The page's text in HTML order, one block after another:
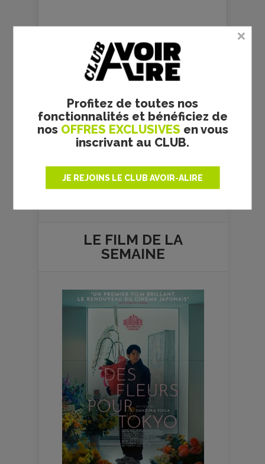
Profitez de toutes nos
fonctionnalités et bénéficiez de
nos OFFRES EXCLUSIVES en vous
inscrivant au CLUB.
JE REJOINS LE CLUB AVOIR-ALIRE
Plus de films
LE FILM DE LA
SEMAINE